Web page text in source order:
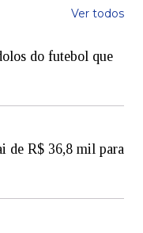
Ver todos
do futebol que
de R$ 36,8 mil para